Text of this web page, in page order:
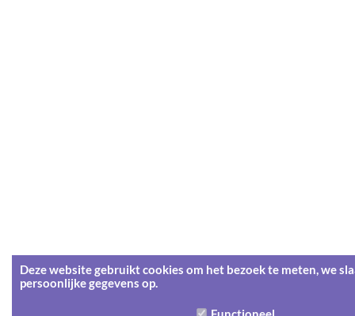
Deze website gebruikt cookies om het bezoek te meten, we
persoonlijke gegevens op.